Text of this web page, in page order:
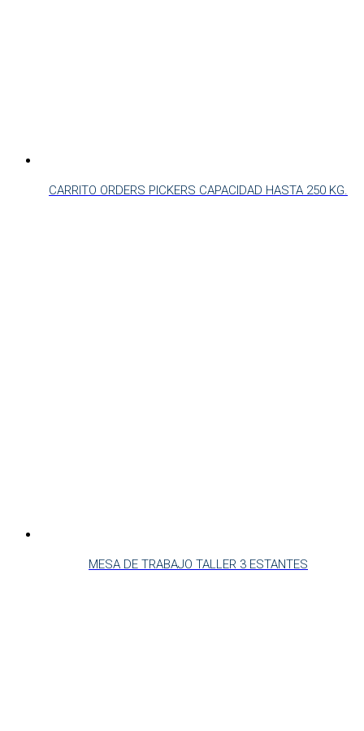
CARRITO ORDERS PICKERS CAPACIDAD HASTA 250 KG.
MESA DE TRABAJO TALLER 3 ESTANTES